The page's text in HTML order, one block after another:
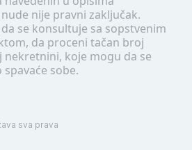
nije pravni zaključak.
se konsultuje sa sopstvenim
da proceni tačan broj
koje mogu da se
sobe.
sva prava